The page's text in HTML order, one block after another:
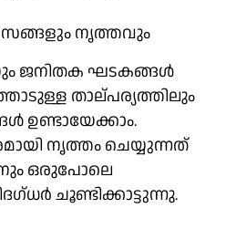
നൃത്തവും
ജനിതക ഘടകങ്ങൾ
താല്പര്യത്തിലും
ഉണ്ടായേക്കാം.
നൃത്തം ചെയ്യുന്നത്
ഒരുപോലെ
ചൂണ്ടിക്കാട്ടുന്നു.